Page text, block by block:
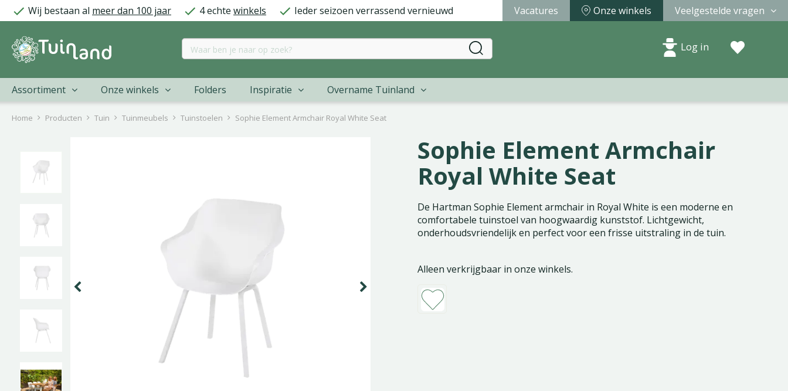
naar
Home Producten Tuin Tuinmeubels Tuinstoelen Sophie Element Armchair Royal White Seat
Wij bestaan al meer dan 100 jaar 4 echte winkels Ieder seizoen verrassend vernieuwd Vacatures Onze winkels Veelgestelde vragen
Log in
Assortiment Onze winkels Folders Inspiratie Overname Tuinland
Sophie Element Armchair
Royal White Seat
De Hartman Sophie Element armchair in Royal White is een moderne en
comfortabele tuinstoel van hoogwaardig kunststof. Lichtgewicht,
onderhoudsvriendelijk en perfect voor een frisse uitstraling in de tuin.
Alleen verkrijgbaar in onze winkels.